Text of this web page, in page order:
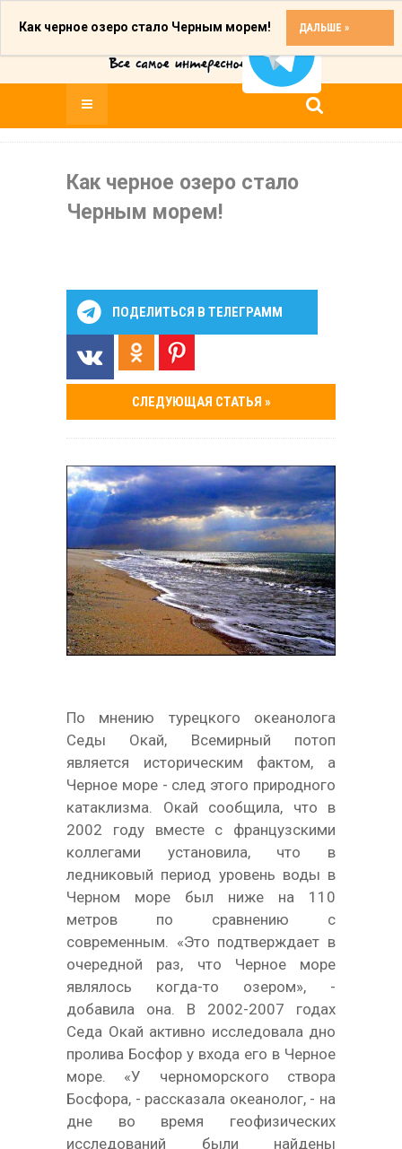
Как черное озеро стало Черным морем! ДАЛЬШЕ »
Как черное озеро стало
Черным морем!
ПОДЕЛИТЬСЯ В ТЕЛЕГРАММ
СЛЕДУЮЩАЯ СТАТЬЯ »
По мнению турецкого океанолога
Седы Окай, Всемирный потоп
является историческим фактом, а
Черное море - след этого природного
катаклизма. Окай сообщила, что в
2002 году вместе с французскими
коллегами установила, что в
ледниковый период уровень воды в
Черном море был ниже на 110
метров по сравнению с
современным. «Это подтверждает в
очередной раз, что Черное море
являлось когда-то озером», -
добавила она. В 2002-2007 годах
Седа Окай активно исследовала дно
пролива Босфор у входа его в Черное
море. «У черноморского створа
Босфора, - рассказала океанолог, - на
дне во время геофизических
исследований были найдены